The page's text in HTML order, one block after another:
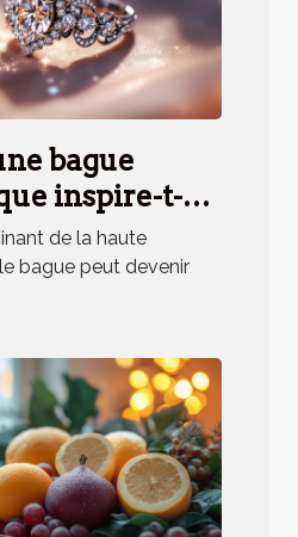
bague
inspire-t-
unique ?
de la haute
bague peut devenir